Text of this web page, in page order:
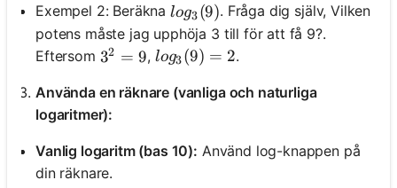
Exempel 2: Beräkna log_3(9)
log3 (9). Fråga dig själv, Vilken
potens måste jag upphöja 3 till för att få 9?.
Eftersom 3^2 = 9
32 = 9, log_3(9) = 2
log3(9) = 2.
Använda en räknare (vanliga och naturliga
logaritmer):
Vanlig logaritm (bas 10): Använd log-knappen på
din räknare.